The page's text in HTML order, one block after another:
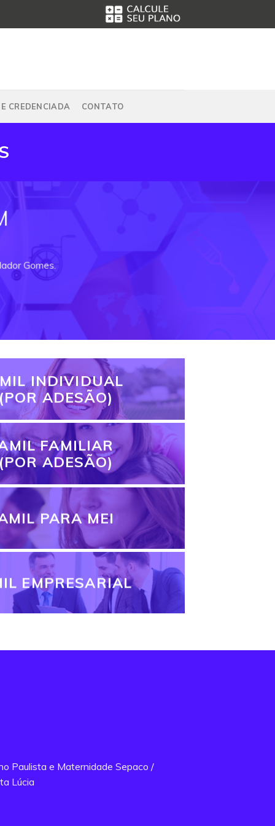
CREDENCIADA CONTATO
Gomes.
INDIVIDUAL
ADESÃO)
FAMILIAR
ADESÃO)
PARA MEI
EMPRESARIAL
Paulista e Maternidade Sepaco /
Lúcia